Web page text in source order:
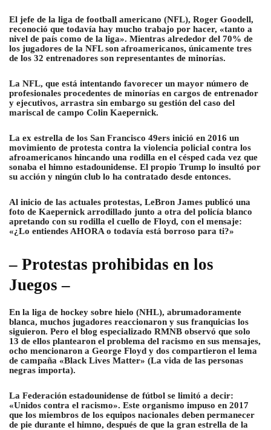
El jefe de la liga de football americano (NFL), Roger Goodell,
reconoció que todavía hay mucho trabajo por hacer, «tanto a
nivel de país como de la liga». Mientras alrededor del 70% de
los jugadores de la NFL son afroamericanos, únicamente tres
de los 32 entrenadores son representantes de minorías.
La NFL, que está intentando favorecer un mayor número de
profesionales procedentes de minorías en cargos de entrenador
y ejecutivos, arrastra sin embargo su gestión del caso del
mariscal de campo Colin Kaepernick.
La ex estrella de los San Francisco 49ers inició en 2016 un
movimiento de protesta contra la violencia policial contra los
afroamericanos hincando una rodilla en el césped cada vez que
sonaba el himno estadounidense. El propio Trump lo insultó por
su acción y ningún club lo ha contratado desde entonces.
Al inicio de las actuales protestas, LeBron James publicó una
foto de Kaepernick arrodillado junto a otra del policía blanco
apretando con su rodilla el cuello de Floyd, con el mensaje:
«¿Lo entiendes AHORA o todavía está borroso para ti?»
– Protestas prohibidas en los
Juegos –
En la liga de hockey sobre hielo (NHL), abrumadoramente
blanca, muchos jugadores reaccionaron y sus franquicias los
siguieron. Pero el blog especializado RMNB observó que solo
13 de ellos plantearon el problema del racismo en sus mensajes,
ocho mencionaron a George Floyd y dos compartieron el lema
de campaña «Black Lives Matter» (La vida de las personas
negras importa).
La Federación estadounidense de fútbol se limitó a decir:
«Unidos contra el racismo». Este organismo impuso en 2017
que los miembros de los equipos nacionales deben permanecer
de pie durante el himno, después de que la gran estrella de la